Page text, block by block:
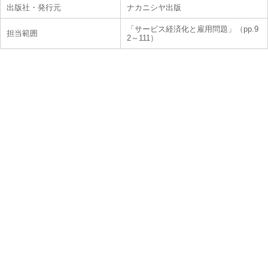
出版社・発行元 ナカニシヤ出版
担当範囲
「サービス経済化と雇用問題」（pp.9
2～111）